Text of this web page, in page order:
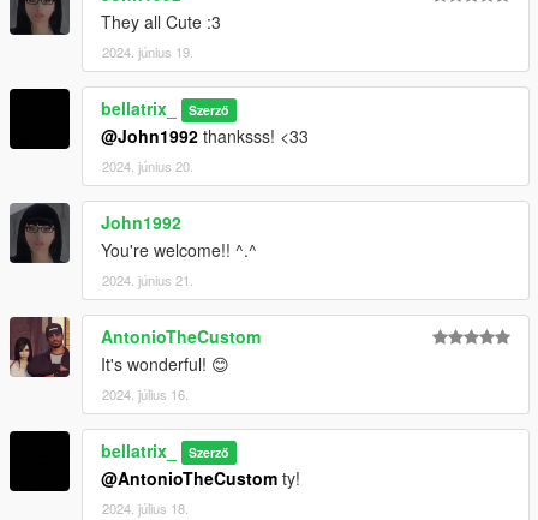
They all Cute :3
2024. június 19.
bellatrix_ Szerző
@John1992 thanksss! <33
2024. június 20.
John1992
You're welcome!! ^.^
2024. június 21.
AntonioTheCustom
It's wonderful! 😊
2024. július 16.
bellatrix_ Szerző
@AntonioTheCustom ty!
2024. július 18.